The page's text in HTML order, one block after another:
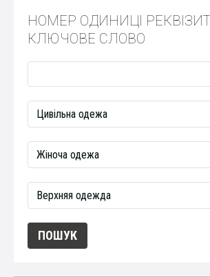
НОМЕР ОДИНИЦІ
КЛЮЧОВЕ СЛОВО